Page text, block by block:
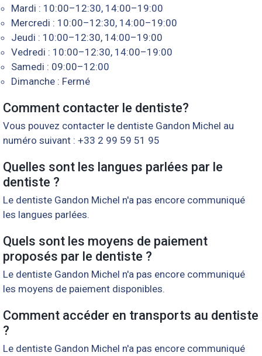
Mardi : 10:00–12:30, 14:00–19:00
Mercredi : 10:00–12:30, 14:00–19:00
Jeudi : 10:00–12:30, 14:00–19:00
Vedredi : 10:00–12:30, 14:00–19:00
Samedi : 09:00–12:00
Dimanche : Fermé
Comment contacter le dentiste?
Vous pouvez contacter le dentiste Gandon Michel au
numéro suivant : +33 2 99 59 51 95
Quelles sont les langues parlées par le
dentiste ?
Le dentiste Gandon Michel n'a pas encore communiqué
les langues parlées.
Quels sont les moyens de paiement
proposés par le dentiste ?
Le dentiste Gandon Michel n'a pas encore communiqué
les moyens de paiement disponibles.
Comment accéder en transports au dentiste
?
Le dentiste Gandon Michel n'a pas encore communiqué